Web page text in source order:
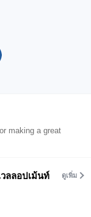
making a great
ลลอปเม้นท์
ดูเพิ่ม